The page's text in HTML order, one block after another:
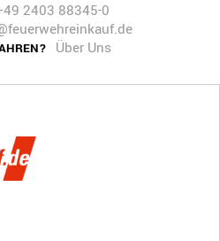
2403 88345-0
Über Uns